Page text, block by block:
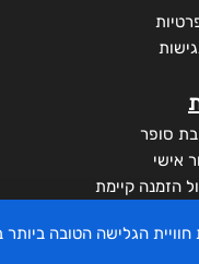
סופר
אישי
הזמנה קיימת
מדינת ישראל
חוויית הגלישה הטובה